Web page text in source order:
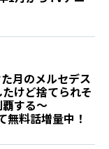
月のメルセデス
けど捨てられそ
する～
無料話増量中！